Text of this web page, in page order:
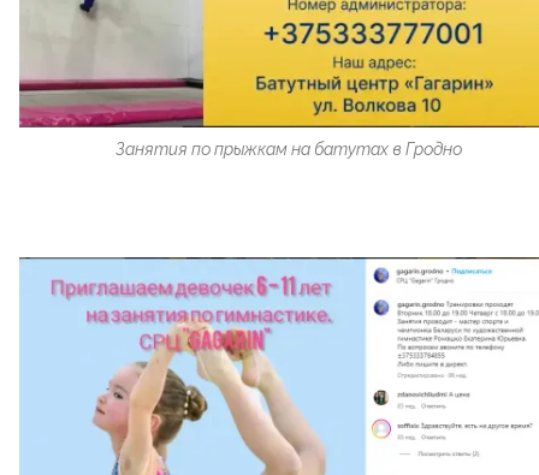
Занятия по прыжкам на батутах в Гродно